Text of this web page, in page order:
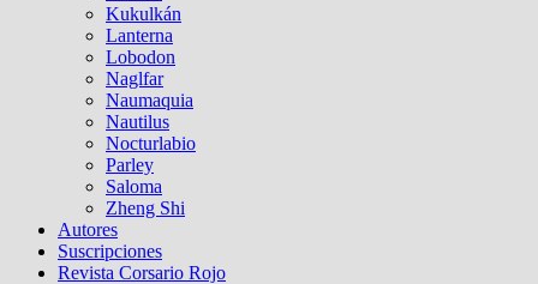
Kukulkán
Lanterna
Lobodon
Naglfar
Naumaquia
Nautilus
Nocturlabio
Parley
Saloma
Zheng Shi
Autores
Suscripciones
Revista Corsario Rojo